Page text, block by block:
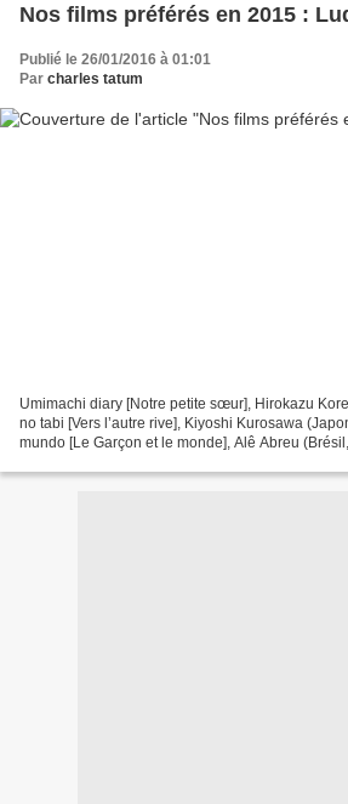
Nos films préférés en 2015 :
Publié le 26/01/2016 à 01:01
Par charles tatum
Umimachi diary [Notre petite sœur], Hirokazu
no tabi [Vers l’autre rive], Kiyoshi Kurosawa
mundo [Le Garçon et le monde], Alê Abreu